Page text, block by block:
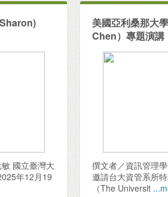
2026-07-16 ［2026大專校院
名中！
2026-07-06 ［職涯中心］臺大
摯邀請畢業校友
Threshold Multi-
Programming for
國立臺灣大
年12月19
美國亞利桑那大
Chen）專題演講
撰文者／資訊管理
邀請台大資管系所
（The Universit